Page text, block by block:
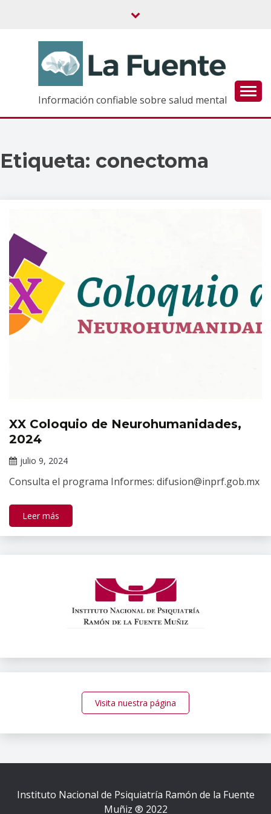
Información confiable sobre salud mental
Etiqueta: conectoma
Eventos
Eventos
del INPRFM
XX Coloquio de Neurohumanidades,
2024
julio 9, 2024
Ramírez
Consulta el programa Informes: difusion@inprf.gob.mx
Leer más
Visita nuestra página
Instituto Nacional de Psiquiatría Ramón de la Fuente
Muñiz ® 2022